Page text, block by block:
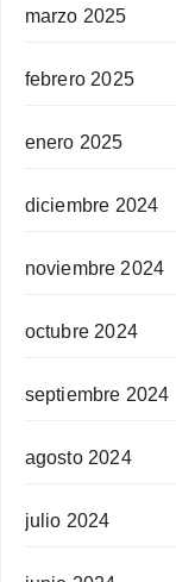
marzo 2025
febrero 2025
enero 2025
diciembre 2024
noviembre 2024
octubre 2024
septiembre 2024
agosto 2024
julio 2024